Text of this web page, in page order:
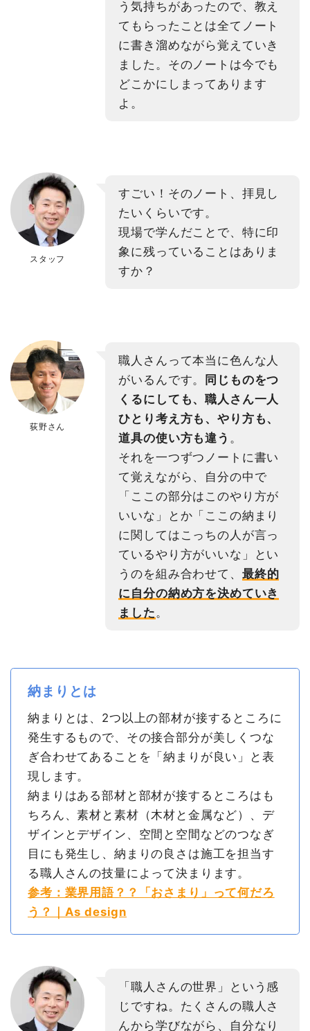
う気持ちがあったので、教え
てもらったことは全てノート
に書き溜めながら覚えていき
ました。そのノートは今でも
どこかにしまってあります
よ。
スタッフ
すごい！そのノート、拝見し
たいくらいです。
現場で学んだことで、特に印
象に残っていることはありま
すか？
荻野さん
職人さんって本当に色んな人
がいるんです。
同じものをつ
くるにしても、職人さん一人
ひとり考え方も、やり方も、
道具の使い方も違う 。
それを一つずつノートに書い
て覚えながら、自分の中で
「ここの部分はこのやり方が
いいな」とか「ここの納まり
に関してはこっちの人が言っ
ているやり方がいいな」とい
うのを組み合わせて、 最終的
に自分の納め方を決めていき
ました。
納まりとは
納まりとは、2つ以上の部材が接するところに
発生するもので、その接合部分が美しくつな
ぎ合わせてあることを「納まりが良い」と表
現します。
納まりはある部材と部材が接するところはも
ちろん、素材と素材（木材と金属など）、デ
ザインとデザイン、空間と空間などのつなぎ
目にも発生し、納まりの良さは施工を担当す
る職人さんの技量によって決まります。
参考：業界用語？？「おさまり」って何だろ
う？｜As design
「職人さんの世界」という感
じですね。たくさんの職人さ
んから学びながら、自分なり